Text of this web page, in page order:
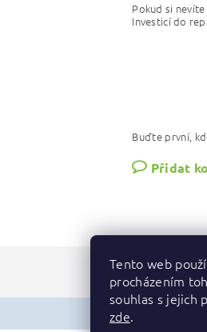
Pokud si
Investicí do
Buďte první,
Přidat
Tento web
procházením
souhlas s jejich
zde.